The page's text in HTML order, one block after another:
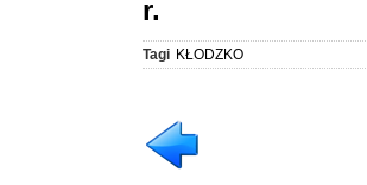
r.
Tagi KŁODZKO